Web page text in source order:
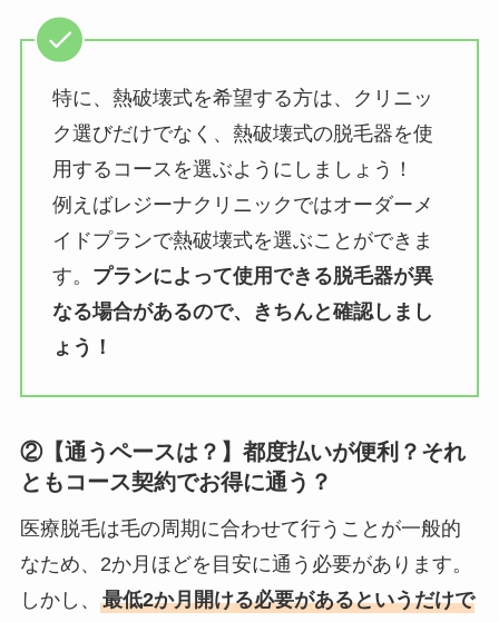
特に、熱破壊式を希望する方は、クリニッ
ク選びだけでなく、熱破壊式の脱毛器を使
用するコースを選ぶようにしましょう！
例えばレジーナクリニックではオーダーメ
イドプランで熱破壊式を選ぶことができま
す。 プランによって使用できる脱毛器が異
なる場合があるので、きちんと確認しまし
ょう！
②【通うペースは？】都度払いが便利？それ
ともコース契約でお得に通う？
医療脱毛は毛の周期に合わせて行うことが一般的
なため、2か月ほどを目安に通う必要があります。
しかし、 最低2か月開ける必要があるというだけで